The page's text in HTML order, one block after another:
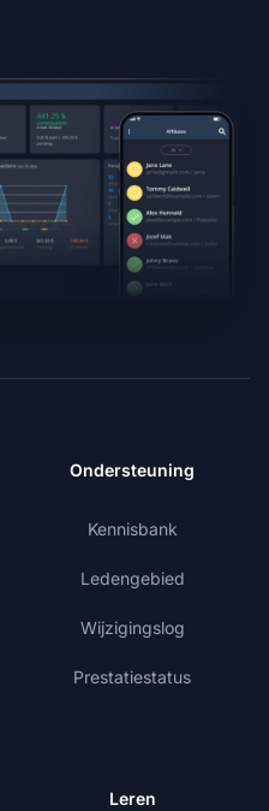
Ondersteuning
Kennisbank
Ledengebied
Wijzigingslog
Prestatiestatus
Leren